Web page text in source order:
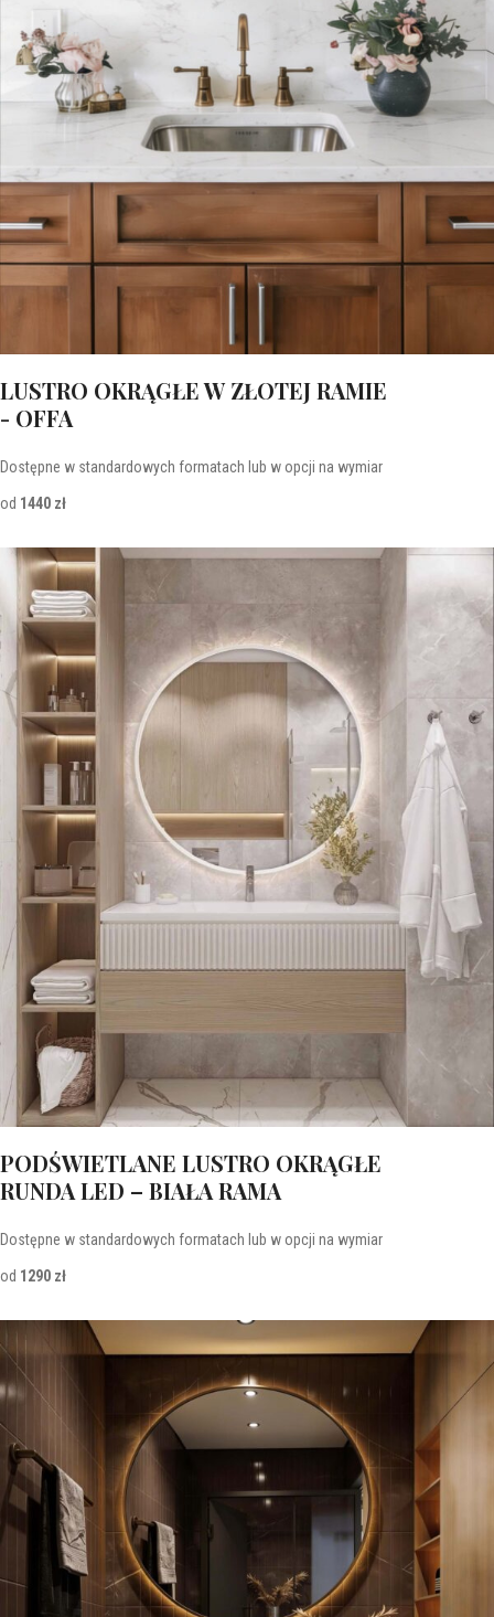
LUSTRO OKRĄGŁE W ZŁOTEJ RAMIE
- OFFA
Dostępne w standardowych formatach lub w opcji na wymiar
od 1440 zł
PODŚWIETLANE LUSTRO OKRĄGŁE
RUNDA LED – BIAŁA RAMA
Dostępne w standardowych formatach lub w opcji na wymiar
od 1290 zł